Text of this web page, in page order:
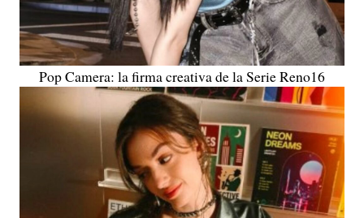
Pop Camera: la firma creativa de la Serie Reno16